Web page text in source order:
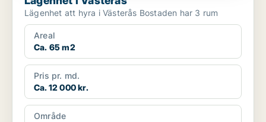
Lägenhet att hyra i Västerås Bostaden har 3 rum
Areal
Ca. 65 m2
Pris pr. md.
Ca. 12 000 kr.
Område